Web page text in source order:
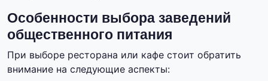
Особенности выбора заведений
общественного питания
При выборе ресторана или кафе стоит обратить
внимание на следующие аспекты: